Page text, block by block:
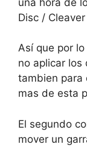
Disc /
Así que por
no aplicar los
tambien para
mas de esta
El segundo
mover un